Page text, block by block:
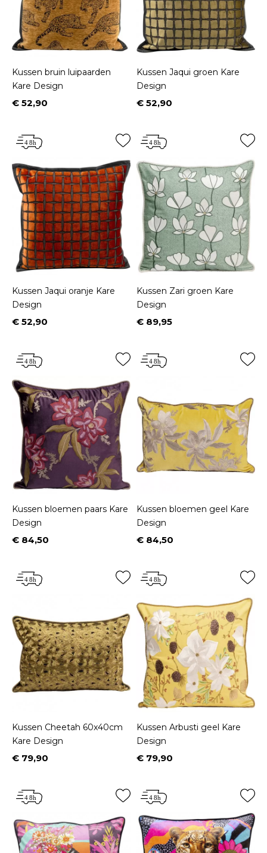
Kussen bruin luipaarden
Kare Design
Prijs
€ 52,90
Kussen Jaqui groen Kare
Design
Prijs
€ 52,90
Kussen Jaqui oranje Kare
Design
Prijs
€ 52,90
Kussen Zari groen Kare
Design
Prijs
€ 89,95
Kussen bloemen paars Kare
Design
Prijs
€ 84,50
Kussen bloemen geel Kare
Design
Prijs
€ 84,50
Kussen Cheetah 60x40cm
Kare Design
Prijs
€ 79,90
Kussen Arbusti geel Kare
Design
Prijs
€ 79,90